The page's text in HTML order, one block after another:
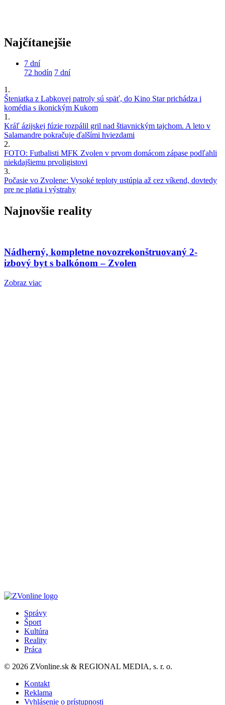
Najčítanejšie
7 dní
72 hodín 7 dní
1.
Šteniatka z Labkovej patroly sú späť, do Kino Star prichádza i
komédia s ikonickým Kukom
1.
Kráľ ázijskej fúzie rozpálil gril nad štiavnickým tajchom. A leto v
Salamandre pokračuje ďalšími hviezdami
2.
FOTO: Futbalisti MFK Zvolen v prvom domácom zápase podľahli
niekdajšiemu prvoligistovi
3.
Počasie vo Zvolene: Vysoké teploty ustúpia až cez víkend, dovtedy
pre ne platia i výstrahy
Najnovšie reality
Nádherný, kompletne novozrekonštruovaný 2-
izbový byt s balkónom – Zvolen
Zobraz viac
Správy
Šport
Kultúra
Reality
Práca
© 2026 ZVonline.sk & REGIONAL MEDIA, s. r. o.
Kontakt
Reklama
Vyhlásenie o prístupnosti